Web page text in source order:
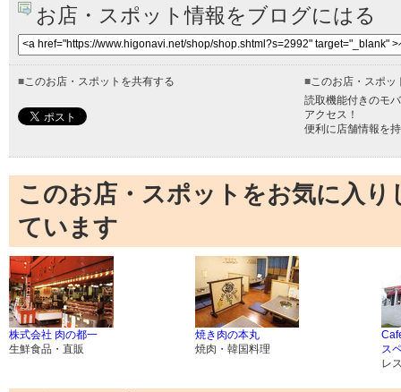
お店・スポット情報をブログにはる
■ このお店・スポットを共有する ■ このお店・スポ
読取機能付きのモ
アクセス！
便利に店舗情報を
このお店・スポットをお気に入
ています
株式会社 肉の都一
生鮮食品・直販
焼き肉の本丸
焼肉・韓国料理
ス
レ